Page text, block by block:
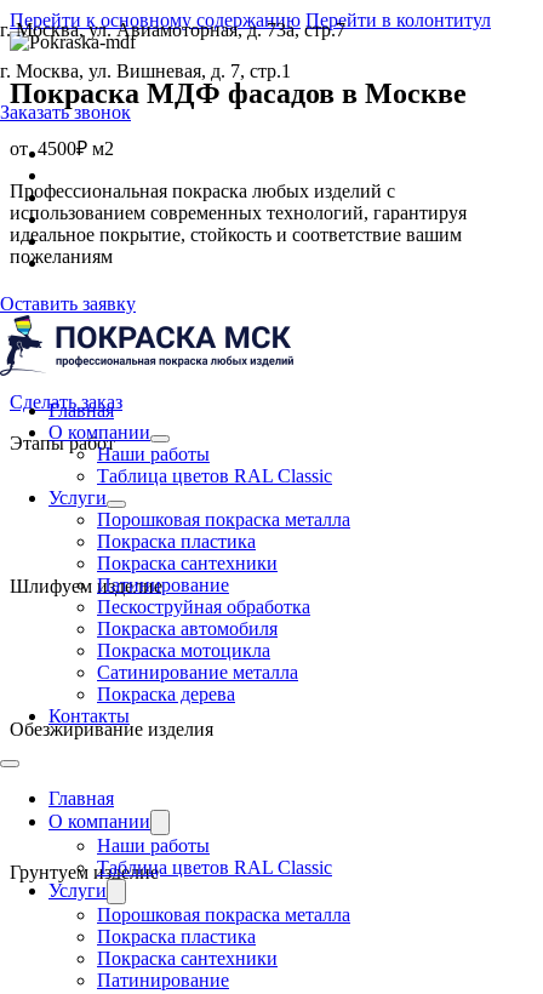
Перейти к основному содержанию Перейти в колонтитул
г. Москва, ул. Авиамоторная, д. 73а, стр.7
г. Москва, ул. Вишневая, д. 7, стр.1
Заказать звонок
Оставить заявку
Главная
О компании
Наши работы
Таблица цветов RAL Classic
Услуги
Порошковая покраска металла
Покраска пластика
Покраска сантехники
Патинирование
Пескоструйная обработка
Покраска автомобиля
Покраска мотоцикла
Сатинирование металла
Покраска дерева
Контакты
Главная
О компании
Наши работы
Таблица цветов RAL Classic
Услуги
Порошковая покраска металла
Покраска пластика
Покраска сантехники
Патинирование
Покраска МДФ фасадов в Москве
от 4500₽ м2
Профессиональная покраска любых изделий с
использованием современных технологий, гарантируя
идеальное покрытие, стойкость и соответствие вашим
пожеланиям
Сделать заказ
Этапы работ
Шлифуем изделие
Обезжиривание изделия
Грунтуем изделие